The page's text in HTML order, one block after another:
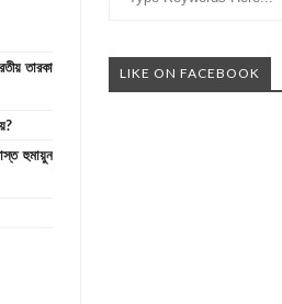
তারকা
হুমায়ুন
LIKE ON FACEBOOK